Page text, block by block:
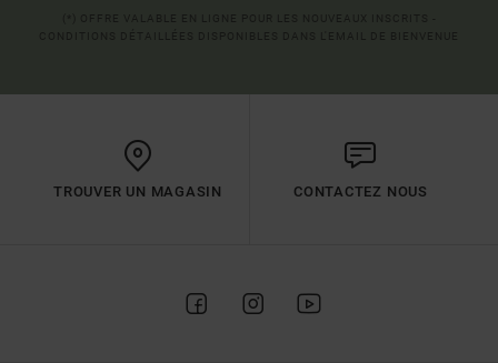
TROUVER UN MAGASIN CONTACTEZ NOUS